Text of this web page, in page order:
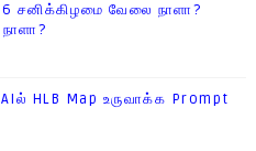
சனிக்கிழமை வேலை நாளா?
HLB Map உருவாக்க Prompt